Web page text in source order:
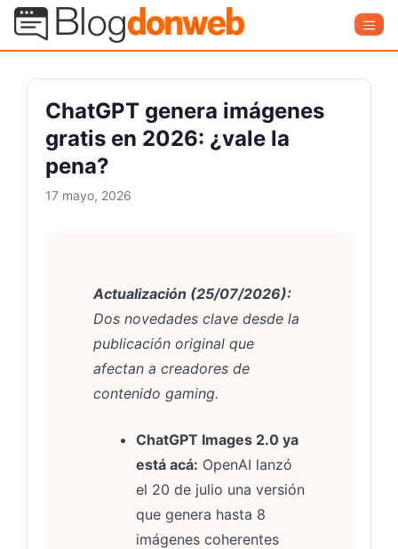
Saltar
contenido
Blog Donweb
ChatGPT genera imágenes
gratis en 2026: ¿vale la
pena?
17 mayo, 2026
Actualización (25/07/2026):
Dos novedades clave desde la
publicación original que
afectan a creadores de
contenido gaming.
ChatGPT Images 2.0 ya
está acá: OpenAI lanzó
el 20 de julio una versión
que genera hasta 8
imágenes coherentes